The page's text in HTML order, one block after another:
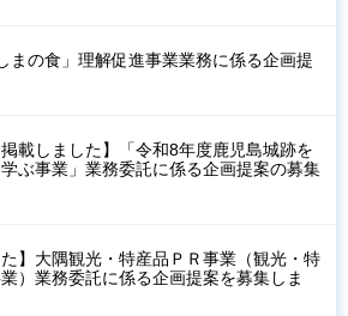
まの食」理解促進事業業務に係る企画提
掲載しました】「令和8年度鹿児島城跡を
ぶ事業」業務委託に係る企画提案の募集
た】大隅観光・特産品ＰＲ事業（観光・特
）業務委託に係る企画提案を募集しま